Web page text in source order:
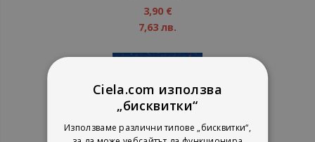
3,90 €
7,63 лв.
Ciela.com използва
„бисквитки“
Използваме различни типове „бисквитки“,